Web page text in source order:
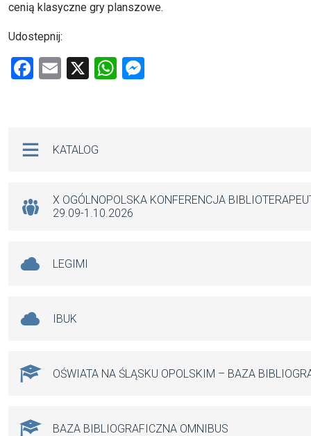
cenią klasyczne gry planszowe.
Udostepnij:
F
o
k
E
X
W
p
KATALOG
X OGÓLNOPOLSKA KONFERENCJA
29.09-1.10.2026
LEGIMI
IBUK
OŚWIATA NA ŚLĄSKU OPOLSKIM – BAZA
BAZA BIBLIOGRAFICZNA OMNIBUS